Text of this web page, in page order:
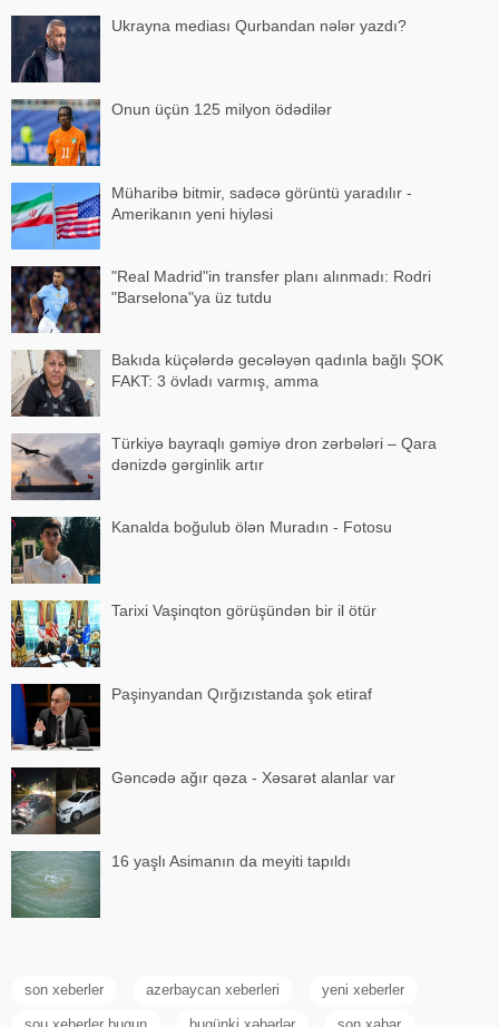
Ukrayna mediası Qurbandan nələr yazdı?
Onun üçün 125 milyon ödədilər
Müharibə bitmir, sadəcə görüntü yaradılır -
Amerikanın yeni hiyləsi
"Real Madrid"in transfer planı alınmadı: Rodri
"Barselona"ya üz tutdu
Bakıda küçələrdə gecələyən qadınla bağlı ŞOK
FAKT: 3 övladı varmış, amma
Türkiyə bayraqlı gəmiyə dron zərbələri – Qara
dənizdə gərginlik artır
Kanalda boğulub ölən Muradın - Fotosu
Tarixi Vaşinqton görüşündən bir il ötür
Paşinyandan Qırğızıstanda şok etiraf
Gəncədə ağır qəza - Xəsarət alanlar var
16 yaşlı Asimanın da meyiti tapıldı
son xeberler azerbaycan xeberleri yeni xeberler